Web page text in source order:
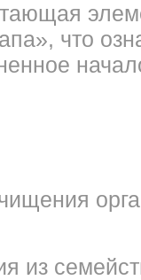
что
из